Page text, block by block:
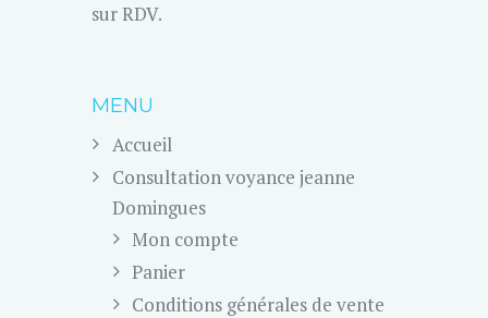
sur RDV.
MENU
Accueil
Consultation voyance jeanne
Domingues
Mon compte
Panier
Conditions générales de vente